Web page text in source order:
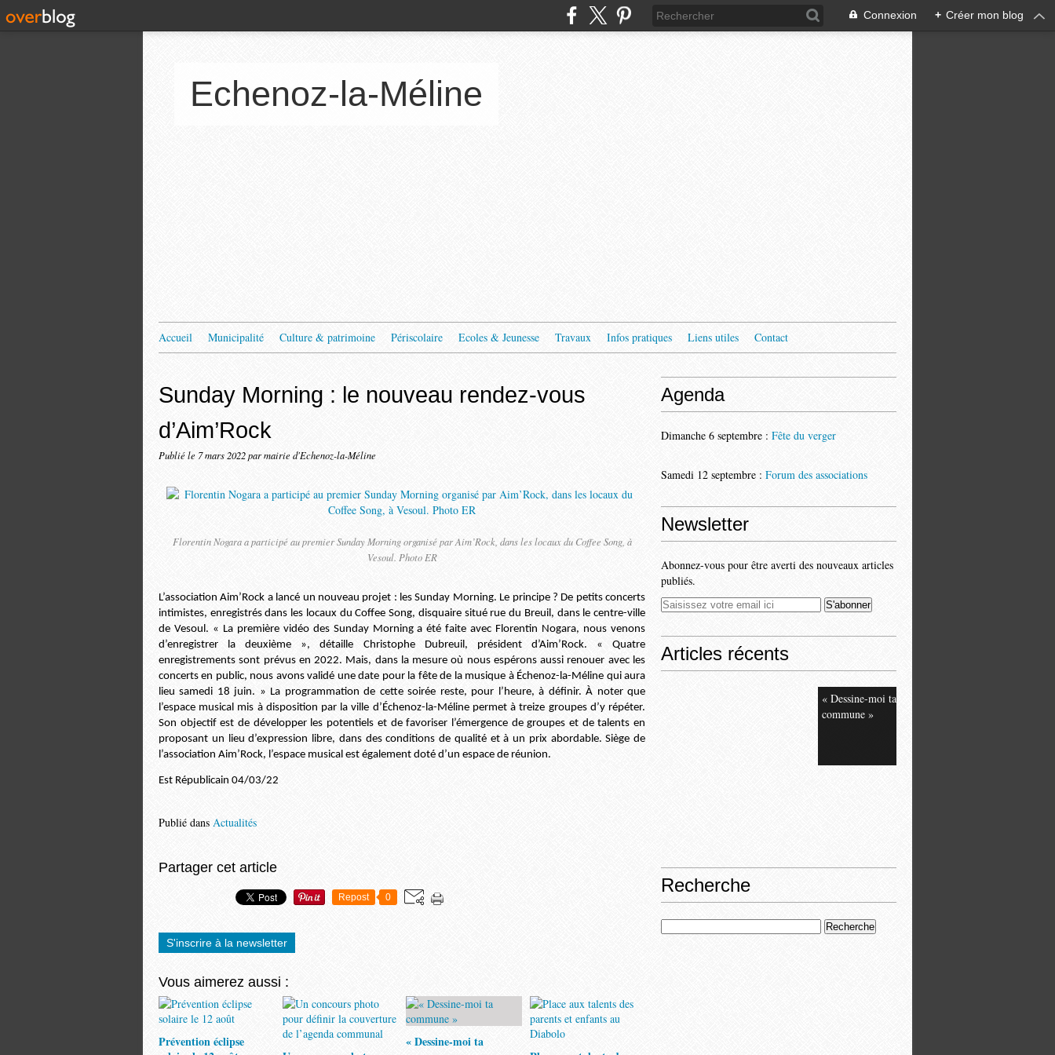
Connexion + Créer mon blog
Echenoz-la-Méline
Accueil Municipalité Culture & patrimoine Périscolaire Ecoles & Jeunesse Travaux Infos pratiques Liens utiles Contact
Sunday Morning : le nouveau rendez-vous
d’Aim’Rock
Publié le 7 mars 2022par mairie d'Echenoz-la-Méline
Florentin Nogara a participé au premier Sunday Morning organisé par Aim’Rock, dans les locaux du Coffee Song, à
Vesoul. Photo ER
L’association Aim’Rock a lancé un nouveau projet : les Sunday Morning. Le principe ? De petits concerts
intimistes, enregistrés dans les locaux du Coffee Song, disquaire situé rue du Breuil, dans le centre-ville
de Vesoul. « La première vidéo des Sunday Morning a été faite avec Florentin Nogara, nous venons
d’enregistrer la deuxième », détaille Christophe Dubreuil, président d’Aim’Rock. « Quatre
enregistrements sont prévus en 2022. Mais, dans la mesure où nous espérons aussi renouer avec les
concerts en public, nous avons validé une date pour la fête de la musique à Échenoz-la-Méline qui aura
lieu samedi 18 juin. » La programmation de cette soirée reste, pour l’heure, à définir. À noter que
l’espace musical mis à disposition par la ville d’Échenoz-la-Méline permet à treize groupes d’y répéter.
Son objectif est de développer les potentiels et de favoriser l’émergence de groupes et de talents en
proposant un lieu d’expression libre, dans des conditions de qualité et à un prix abordable. Siège de
l’association Aim’Rock, l’espace musical est également doté d’un espace de réunion.
Est Républicain 04/03/22
Publié dans Actualités
Partager cet article
Repost 0
S'inscrire à la newsletter
Vous aimerez aussi :
Prévention éclipse
« Dessine-moi ta
Agenda
Dimanche 6 septembre : Fête du verger
Samedi 12 septembre : Forum des associations
Newsletter
Abonnez-vous pour être averti des nouveaux articles
publiés.
Articles récents
« Dessine-moi ta
commune »
Recherche